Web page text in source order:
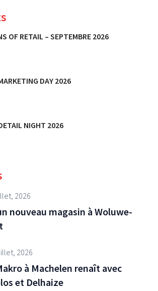
OF RETAIL – SEPTEMBRE 2026
DAY 2026
NIGHT 2026
2026
nouveau magasin à Woluwe-
2026
à Machelen renaît avec
et Delhaize